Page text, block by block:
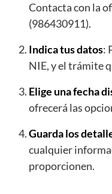
Contacta con la
(986430911).
Indica tus datos:
NIE, y el trámite
Elige una fecha
ofrecerá las
Guarda los
cualquier
proporcionen.